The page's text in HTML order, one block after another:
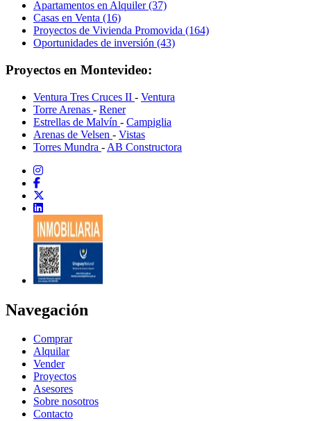
Apartamentos en Alquiler (37)
Casas en Venta (16)
Proyectos de Vivienda Promovida (164)
Oportunidades de inversión (43)
Proyectos en Montevideo:
Ventura Tres Cruces II - Ventura
Torre Arenas - Rener
Estrellas de Malvín - Campiglia
Arenas de Velsen - Vistas
Torres Mundra - AB Constructora
Navegación
Comprar
Alquilar
Vender
Proyectos
Asesores
Sobre nosotros
Contacto